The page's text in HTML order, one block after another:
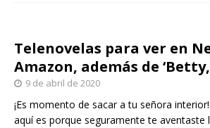
Telenovelas para ver en
Amazon, además de
9 de abril de 2020
¡Es momento de sacar a tu señora
aquí es porque seguramente te aventaste